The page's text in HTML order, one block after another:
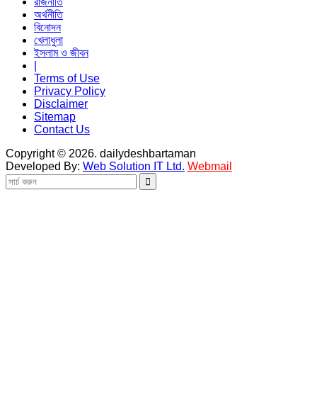
অর্থনীতি
বিনোদন
খেলাধুলা
ইসলাম ও জীবন
Terms of Use
Privacy Policy
Disclaimer
Sitemap
Contact Us
Copyright © 2026. dailydeshbartaman
Developed By: Web Solution IT Ltd. Webmail